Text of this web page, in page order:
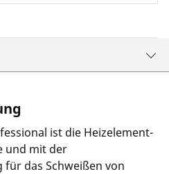
ist die Heizelement-
und mit der
das Schweißen von